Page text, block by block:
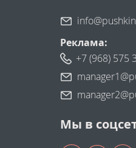
Реклама:
+7 (968) 575
Мы в